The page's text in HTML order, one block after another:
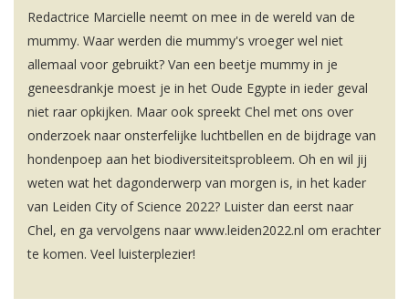
Redactrice Marcielle neemt on mee in de wereld van de
mummy. Waar werden die mummy's vroeger wel niet
allemaal voor gebruikt? Van een beetje mummy in je
geneesdrankje moest je in het Oude Egypte in ieder geval
niet raar opkijken. Maar ook spreekt Chel met ons over
onderzoek naar onsterfelijke luchtbellen en de bijdrage van
hondenpoep aan het biodiversiteitsprobleem. Oh en wil jij
weten wat het dagonderwerp van morgen is, in het kader
van Leiden City of Science 2022? Luister dan eerst naar
Chel, en ga vervolgens naar www.leiden2022.nl om erachter
te komen. Veel luisterplezier!